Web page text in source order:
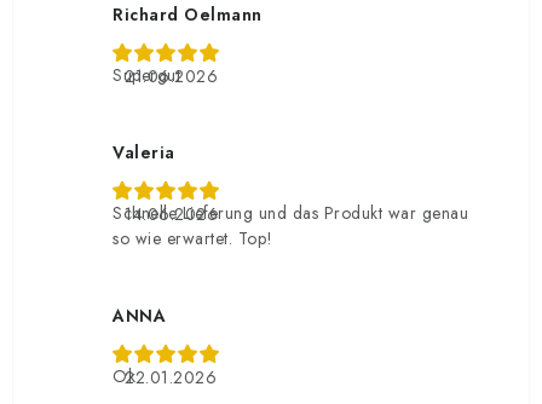
Richard Oelmann
21.06.2026
Supergut
Valeria
14.06.2026
Schnelle Lieferung und das Produkt war genau
so wie erwartet. Top!
ANNA
22.01.2026
Ok